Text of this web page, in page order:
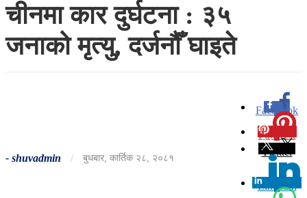
चीनमा कार दुर्घटना : ३५
जनाको मृत्यु, दर्जनौँ घाइते
- shuvadmin / बुधबार, कार्तिक २८, २०८१
Facebook
0
Pinterest
Twitter
Linkedin
0